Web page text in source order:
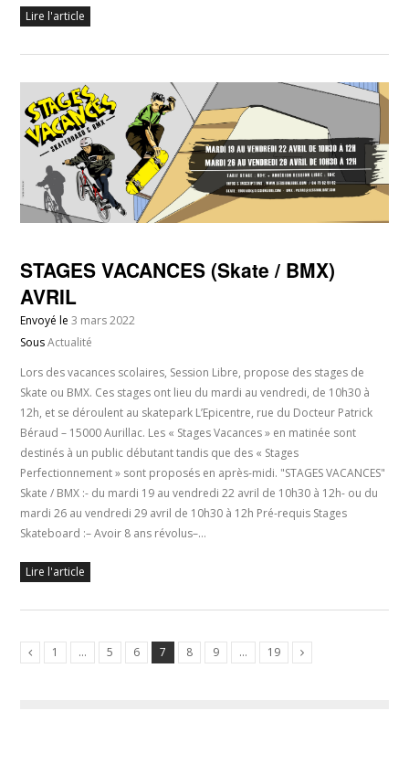
Lire l'article
STAGES VACANCES (Skate / BMX)
AVRIL
Envoyé le3 mars 2022
SousActualité
Lors des vacances scolaires, Session Libre, propose des stages de
Skate ou BMX. Ces stages ont lieu du mardi au vendredi, de 10h30 à
12h, et se déroulent au skatepark L’Epicentre, rue du Docteur Patrick
Béraud – 15000 Aurillac. Les « Stages Vacances » en matinée sont
destinés à un public débutant tandis que des « Stages
Perfectionnement » sont proposés en après-midi. "STAGES VACANCES"
Skate / BMX :- du mardi 19 au vendredi 22 avril de 10h30 à 12h- ou du
mardi 26 au vendredi 29 avril de 10h30 à 12h Pré-requis Stages
Skateboard :– Avoir 8 ans révolus–…
Lire l'article
1 … 5 6 7 8 9 … 19